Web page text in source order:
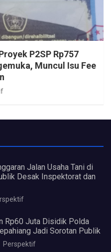
P2SP Rp757
Muncul Isu Fee
Jalan Usaha Tani di
Desak Inspektorat dan
Rp60 Juta Disidik Polda
Jadi Sorotan Publik
Perspektif